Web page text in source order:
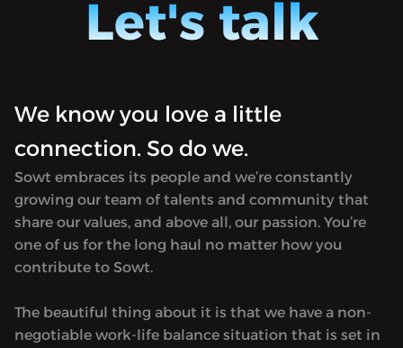
Nights to life.Let's talk
We know you love a little
connection. So do we.
Sowt embraces its people and we’re constantly
growing our team of talents and community that
share our values, and above all, our passion. You’re
one of us for the long haul no matter how you
contribute to Sowt.
The beautiful thing about it is that we have a non-
negotiable work-life balance situation that is set in